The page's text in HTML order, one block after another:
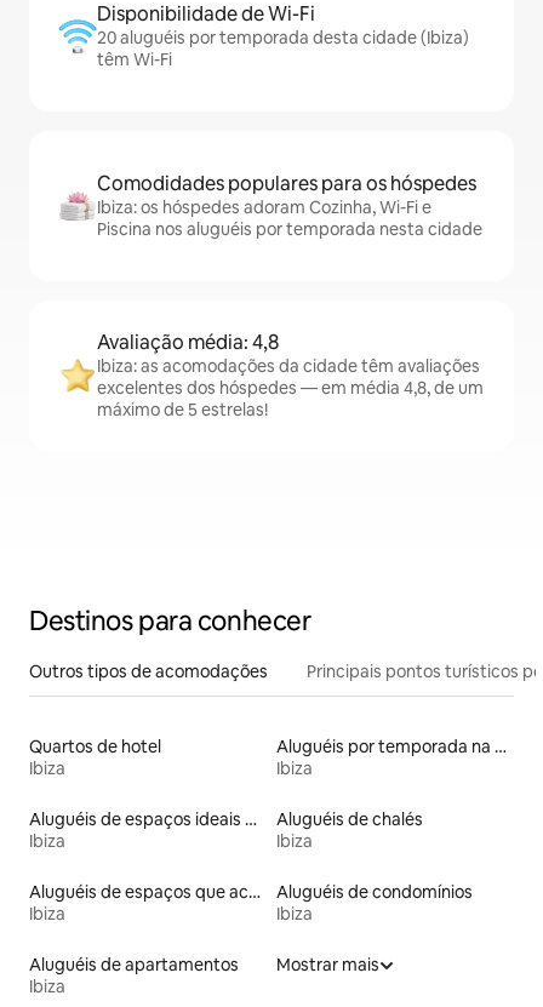
Disponibilidade de Wi-Fi
20 aluguéis por temporada desta cidade (Ibiza)
têm Wi-Fi
Comodidades populares para os hóspedes
Ibiza: os hóspedes adoram Cozinha, Wi-Fi e
Piscina nos aluguéis por temporada nesta cidade
Avaliação média: 4,8
Ibiza: as acomodações da cidade têm avaliações
excelentes dos hóspedes — em média 4,8, de um
máximo de 5 estrelas!
Destinos para conhecer
Outros tipos de acomodações Principais pontos turísticos
Quartos de hotel
Ibiza
Aluguéis por temporada na orla
Ibiza
Aluguéis de espaços ideais para famílias
Ibiza
Aluguéis de chalés
Ibiza
Aluguéis de espaços que aceitam animais de estimação
Ibiza
Aluguéis de condomínios
Ibiza
Aluguéis de apartamentos
Ibiza
Mostrar mais